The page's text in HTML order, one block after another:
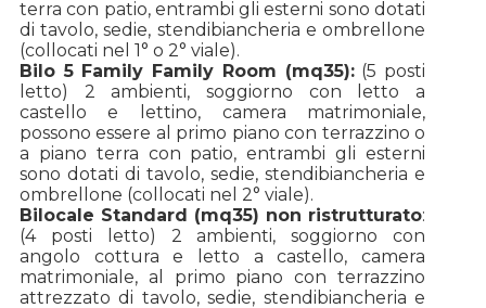
terra con patio, entrambi gli esterni sono dotati
di tavolo, sedie, stendibiancheria e ombrellone
(collocati nel 1° o 2° viale).
Bilo 5 Family Family Room (mq35):(5 posti
letto) 2 ambienti, soggiorno con letto a
castello e lettino, camera matrimoniale,
possono essere al primo piano con terrazzino o
a piano terra con patio, entrambi gli esterni
sono dotati di tavolo, sedie, stendibiancheria e
ombrellone (collocati nel 2° viale).
Bilocale Standard (mq35) non ristrutturato:
(4 posti letto) 2 ambienti, soggiorno con
angolo cottura e letto a castello, camera
matrimoniale, al primo piano con terrazzino
attrezzato di tavolo, sedie, stendibiancheria e